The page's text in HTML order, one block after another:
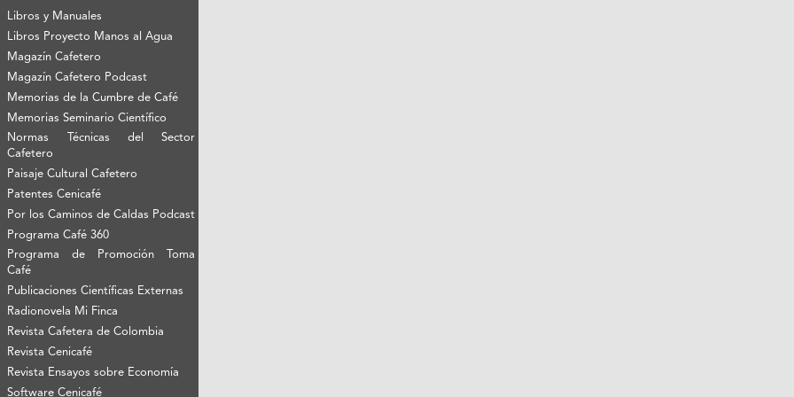
Libros y Manuales
Libros Proyecto Manos al Agua
Magazín Cafetero
Magazín Cafetero Podcast
Memorias de la Cumbre de Café
Memorias Seminario Científico
Normas Técnicas del Sector
Cafetero
Paisaje Cultural Cafetero
Patentes Cenicafé
Por los Caminos de Caldas Podcast
Programa Café 360
Programa de Promoción Toma
Café
Publicaciones Científicas Externas
Radionovela Mi Finca
Revista Cafetera de Colombia
Revista Cenicafé
Revista Ensayos sobre Economía
Software Cenicafé